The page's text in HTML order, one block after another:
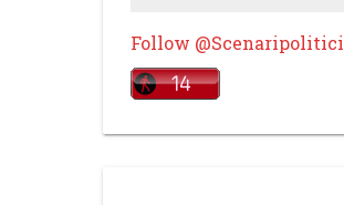
Follow @Scenaripolitici